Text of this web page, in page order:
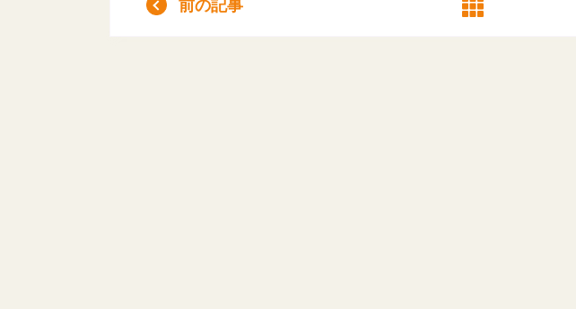
前の記事